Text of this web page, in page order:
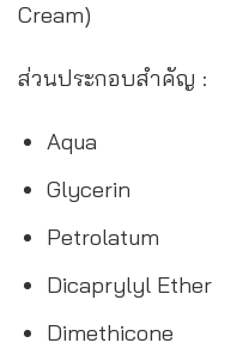
Cream)
ส่วนประกอบสำคัญ :
Aqua
Glycerin
Petrolatum
Dicaprylyl Ether
Dimethicone